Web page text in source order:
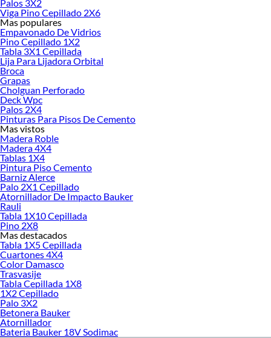
Encuentra una amplia variedad de productos de Nivel de Mano en Sodimac.
Encuentra todo lo necesario para tus proyectos de renovación y decoración.
¡Visítanos y haz tus ideas realidad!
Palos 3X2
Viga Pino Cepillado 2X6
Mas populares
Empavonado De Vidrios
Pino Cepillado 1X2
Tabla 3X1 Cepillada
Lija Para Lijadora Orbital
Broca
Grapas
Cholguan Perforado
Deck Wpc
Palos 2X4
Pinturas Para Pisos De Cemento
Mas vistos
Madera Roble
Madera 4X4
Tablas 1X4
Pintura Piso Cemento
Barniz Alerce
Palo 2X1 Cepillado
Atornillador De Impacto Bauker
Rauli
Tabla 1X10 Cepillada
Pino 2X8
Mas destacados
Tabla 1X5 Cepillada
Cuartones 4X4
Color Damasco
Trasvasije
Tabla Cepillada 1X8
1X2 Cepillado
Palo 3X2
Betonera Bauker
Atornillador
Bateria Bauker 18V Sodimac